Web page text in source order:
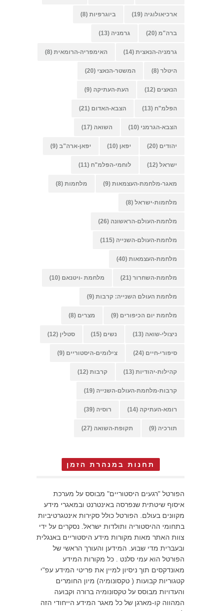
ארכיאולוגיה (19) ביוגרפיות (8)
ברה"מ (20) גרמניה (13)
גרמניה-הנאצית (14) האימפריה-הרומאית (8)
היטלר (8) המשטר-הנאצי (20)
הנאצים (12) העת-העתיקה (9)
הפלמ"ח (13) הצבא-האדום (21)
הצבא-הגרמני (10) השואה (17)
יהודים (20) יפאן (10) יפאן-ארה"ב (9)
ישראל (12) לוחמי-הפלמ"ח (11)
מאגר-מלחמת-העצמאות (9) מלחמות (8)
מלחמות-ישראל (8)
מלחמת-העולם-הראשונה (26)
מלחמת-העולם-השנייה (115)
מלחמת-העצמאות (40)
מלחמת-השחרור (21) מלחמת -ויטנאם (10)
מלחמת העולם השנייה: קרבות (9)
מלחמת יום הכיפורים (9) מצרים (8)
ניצולי-שואה (13) נשים (15) סטלין (12)
סיפורי-חיים (24) צילומים-היסטוריים (9)
קהילות-יהודיות (13) קרבות (12)
קרבות-מלחמת-העולם-השנייה (19)
רומא-העתיקה (14) רוסיה (39)
תורכיה (9) תקופת-השואה (27)
תחנות במנהרת הזמן
הפורטל "רגעים היסטוריים" מבוסס על מערכת
איסוף שיטתית שנפרסה באינטרנט ובמאגרי מידע
מקוונים בעולם. הפורטל כולל סקירות אינטגרטיביות
בתחומי ההיסטוריה ותולדות ישראל. נסקרים על ידי
צוות האתר מאות מקורות מידע היסטוריים באנגלית
ובעברית מדי שבוע. המידען והעורך הראשי של
הפורטל הוא עמי סלנט . כל מקורות המידע
מאונדקסים תוך ניסיון למיין את פריטי המידע עפ"י
קטגוריות קבועות ( טקסונומיה) מיון החומרים
והעדויות מבוסס על טקסונומיה ברורה וקבועה
המהווה קו-מארגן של כל מאגר המידע הייחודי הזה